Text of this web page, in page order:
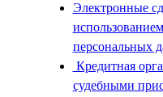
Электронные
персональных
Кредитная
судебными